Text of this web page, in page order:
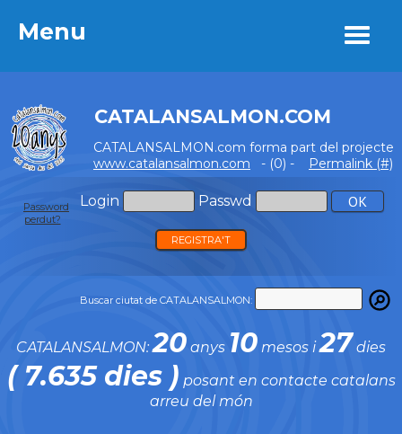
Menu
CATALANSALMON.COM
CATALANSALMON.com forma part del projecte
www.catalansalmon.com - (0) - Permalink (#)
Login Passwd
Password
perdut?
REGISTRA'T
Buscar ciutat de CATALANSALMON:
CATALANSALMON:20 anys 10 mesos i27 dies
( 7.635 dies ) posant en contacte catalans
arreu del món
Menu